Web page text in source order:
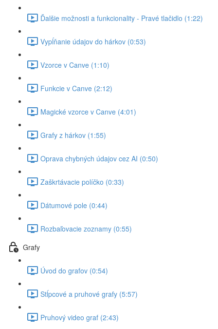
Ďalšie možnosti a funkcionality - Pravé tlačidlo (1:22)
Vypĺňanie údajov do hárkov (0:53)
Vzorce v Canve (1:10)
Funkcie v Canve (2:12)
Magické vzorce v Canve (4:01)
Grafy z hárkov (1:55)
Oprava chybných údajov cez AI (0:50)
Zaškrtávacie políčko (0:33)
Dátumové pole (0:44)
Rozbaľovacie zoznamy (0:55)
Grafy
Úvod do grafov (0:54)
Stĺpcové a pruhové grafy (5:57)
Pruhový video graf (2:43)